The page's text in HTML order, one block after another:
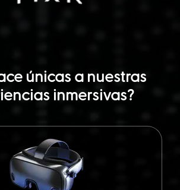
únicas a nuestras
inmersivas?